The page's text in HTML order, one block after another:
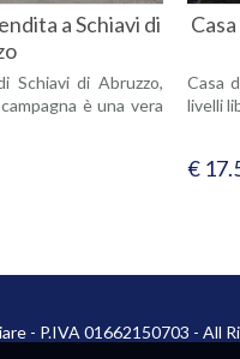
a Schiavi di
Schiavi di Abruzzo,
è una vera
Casa
livelli
€
- P.IVA 01662150703 - All